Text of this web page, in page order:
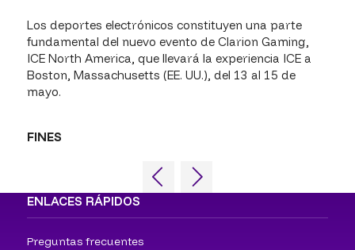
Los deportes electrónicos constituyen una parte
fundamental del nuevo evento de Clarion Gaming,
ICE North America, que llevará la experiencia ICE a
Boston, Massachusetts (EE. UU.), del 13 al 15 de
mayo.
FINES
ENLACES RÁPIDOS
Preguntas frecuentes